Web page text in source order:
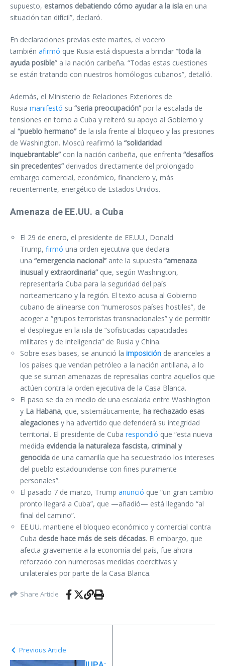
supuesto, estamos debatiendo cómo ayudar a la isla en una
situación tan difícil”, declaró.
En declaraciones previas este martes, el vocero
también afirmó que Rusia está dispuesta a brindar “toda la
ayuda posible” a la nación caribeña. “Todas estas cuestiones
se están tratando con nuestros homólogos cubanos”, detalló.
Además, el Ministerio de Relaciones Exteriores de
Rusia manifestó su “seria preocupación” por la escalada de
tensiones en torno a Cuba y reiteró su apoyo al Gobierno y
al “pueblo hermano” de la isla frente al bloqueo y las presiones
de Washington. Moscú reafirmó la “solidaridad
inquebrantable” con la nación caribeña, que enfrenta “desafíos
sin precedentes” derivados directamente del prolongado
embargo comercial, económico, financiero y, más
recientemente, energético de Estados Unidos.
Amenaza de EE.UU. a Cuba
El 29 de enero, el presidente de EE.UU., Donald
Trump, firmó una orden ejecutiva que declara
una “emergencia nacional” ante la supuesta “amenaza
inusual y extraordinaria” que, según Washington,
representaría Cuba para la seguridad del país
norteamericano y la región. El texto acusa al Gobierno
cubano de alinearse con “numerosos países hostiles”, de
acoger a “grupos terroristas transnacionales” y de permitir
el despliegue en la isla de “sofisticadas capacidades
militares y de inteligencia” de Rusia y China.
Sobre esas bases, se anunció la imposición de aranceles a
los países que vendan petróleo a la nación antillana, a lo
que se suman amenazas de represalias contra aquellos que
actúen contra la orden ejecutiva de la Casa Blanca.
El paso se da en medio de una escalada entre Washington
y La Habana, que, sistemáticamente, ha rechazado esas
alegaciones y ha advertido que defenderá su integridad
territorial. El presidente de Cuba respondió que “esta nueva
medida evidencia la naturaleza fascista, criminal y
genocida de una camarilla que ha secuestrado los intereses
del pueblo estadounidense con fines puramente
personales”.
El pasado 7 de marzo, Trump anunció que “un gran cambio
pronto llegará a Cuba”, que —añadió— está llegando “al
final del camino”.
EE.UU. mantiene el bloqueo económico y comercial contra
Cuba desde hace más de seis décadas. El embargo, que
afecta gravemente a la economía del país, fue ahora
reforzado con numerosas medidas coercitivas y
unilaterales por parte de la Casa Blanca.
Share Article
Previous Article